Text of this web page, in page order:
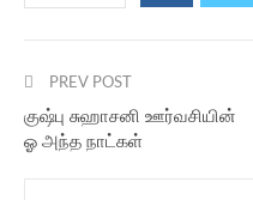
PREV POST
குஷ்பு சுஹாசனி ஊர்வசியின்
ஓ அந்த நாட்கள்